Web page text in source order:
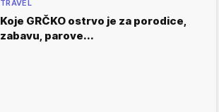
TRAVEL
Koje GRČKO ostrvo je za porodice,
zabavu, parove...